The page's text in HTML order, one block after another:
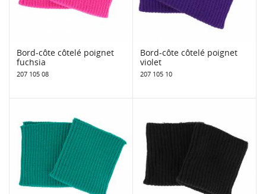
Bord-côte côtelé poignet
fuchsia
207 105 08
Bord-côte côtelé poignet
violet
207 105 10